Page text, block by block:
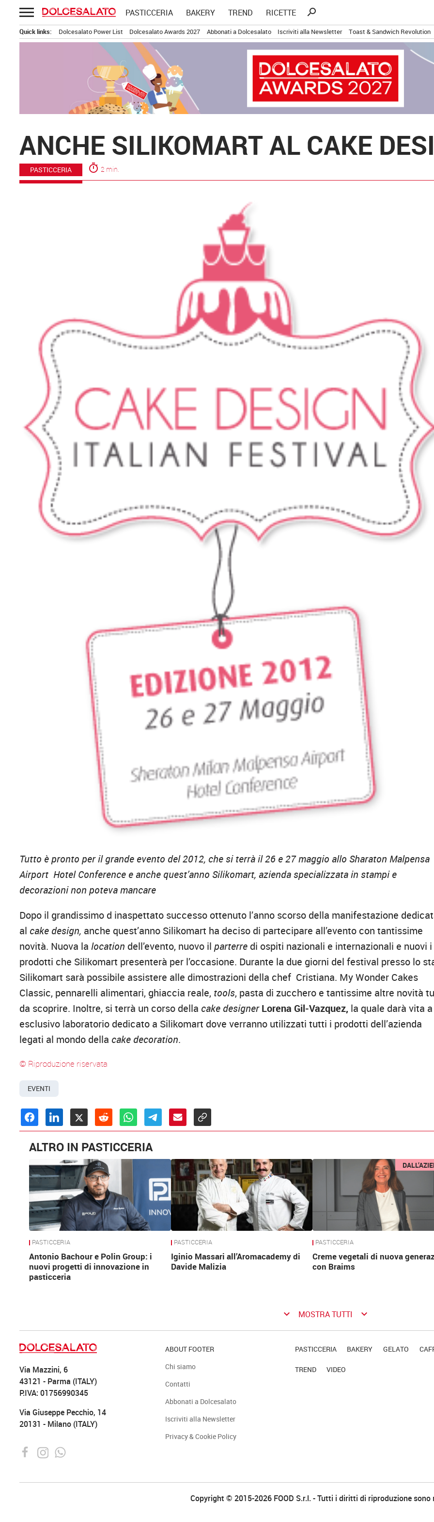
Passa
al
contenuto
PASTICCERIA BAKERY TREND RICETTE
Ricerca
search
Quick links: Dolcesalato Power List Dolcesalato Awards 2027 Abbonati a Dolcesalato Iscriviti alla Newsletter Toast & Sandwich Revolution
ANCHE SILIKOMART AL CAKE
PASTICCERIA timer 2 min.
Tutto è pronto per il grande evento del 2012, che si terrà il 26 e 27 maggio allo Sharaton Malpensa
Airport Hotel Conference e anche quest’anno Silikomart, azienda specializzata in stampi e
decorazioni non poteva mancare
Dopo il grandissimo d inaspettato successo ottenuto l’anno scorso della manifestazione
al cake design, anche quest’anno Silikomart ha deciso di partecipare all’evento con tantissime
novità. Nuova lalocation dell’evento, nuovo ilparterre di ospiti nazionali e internazionali e nuovi i
prodotti che Silikomart presenterà per l’occasione. Durante la due giorni del festival presso lo
Silikomart sarà possibile assistere alle dimostrazioni della chef Cristiana. My Wonder Cakes
Classic, pennarelli alimentari, ghiaccia reale, tools, pasta di zucchero e tantissime altre novità
da scoprire. Inoltre, si terrà un corso della cake designer Lorena Gil-Vazquez, la quale darà vita
esclusivo laboratorio dedicato a Silikomart dove verranno utilizzati tutti i prodotti dell’azienda
legati al mondo della cake decoration.
© Riproduzione riservata
EVENTI
ALTRO IN PASTICCERIA
PASTICCERIA
Antonio Bachour e Polin Group: i
nuovi progetti di innovazione in
pasticceria
PASTICCERIA
Iginio Massari all’Aromacademy di
Davide Malizia
PASTICCERIA
Creme vegetali di nuova
con Braims
keyboard_arrow_down MOSTRA TUTTI keyboard_arrow_down
Via Mazzini, 6
43121 - Parma (ITALY)
P.IVA: 01756990345
Via Giuseppe Pecchio, 14
20131 - Milano (ITALY)
ABOUT FOOTER
Chi siamo
Contatti
Abbonati a Dolcesalato
Iscriviti alla Newsletter
Privacy & Cookie Policy
PASTICCERIA BAKERY GELATO
TREND VIDEO
Copyright © 2015-2026 FOOD S.r.l. - Tutti i diritti di riproduzione sono